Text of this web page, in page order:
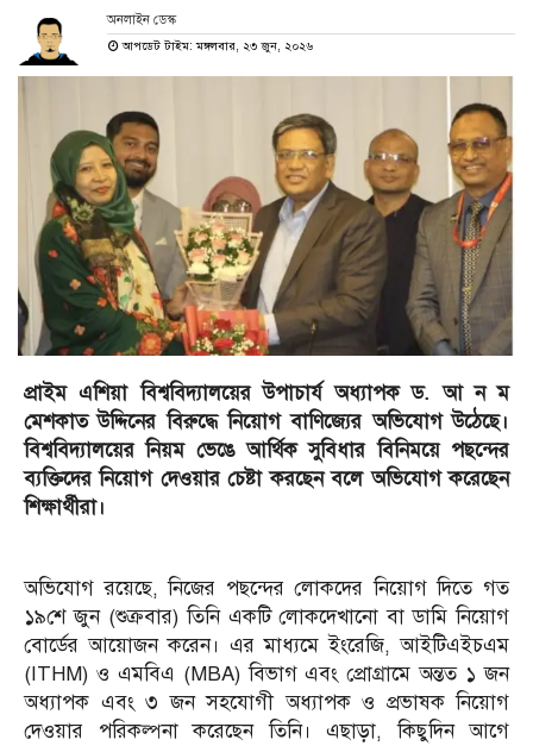
অনলাইন ডেস্ক
আপডেট টাইম: মঙ্গলবার, ২৩ জুন, ২০২৬
প্রাইম এশিয়া বিশ্ববিদ্যালয়ের উপাচার্য অধ্যাপক ড. আ ন ম
মেশকাত উদ্দিনের বিরুদ্ধে নিয়োগ বাণিজ্যের অভিযোগ উঠেছে।
বিশ্ববিদ্যালয়ের নিয়ম ভেঙে আর্থিক সুবিধার বিনিময়ে পছন্দের
ব্যক্তিদের নিয়োগ দেওয়ার চেষ্টা করছেন বলে অভিযোগ করেছেন
শিক্ষার্থীরা।
অভিযোগ রয়েছে, নিজের পছন্দের লোকদের নিয়োগ দিতে গত
১৯শে জুন (শুক্রবার) তিনি একটি লোকদেখানো বা ডামি নিয়োগ
বোর্ডের আয়োজন করেন। এর মাধ্যমে ইংরেজি, আইটিএইচএম
(ITHM) ও এমবিএ (MBA) বিভাগ এবং প্রোগ্রামে অন্তত ১ জন
অধ্যাপক এবং ৩ জন সহযোগী অধ্যাপক ও প্রভাষক নিয়োগ
দেওয়ার পরিকল্পনা করেছেন তিনি। এছাড়া, কিছুদিন আগে